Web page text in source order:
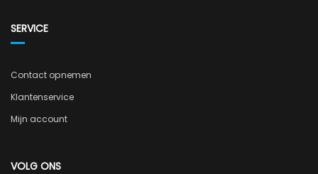
SERVICE
Contact opnemen
Klantenservice
Mijn account
VOLG ONS